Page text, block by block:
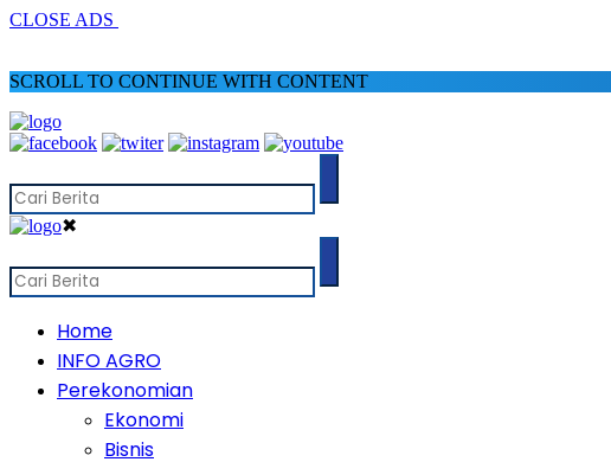
CLOSE ADS
SCROLL TO CONTINUE WITH CONTENT
✖
Home
INFO AGRO
Perekonomian
Ekonomi
Bisnis